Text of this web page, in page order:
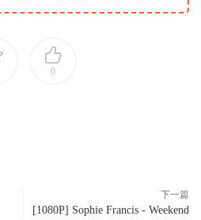
0
下一篇
[1080P] Sophie Francis - Weekend